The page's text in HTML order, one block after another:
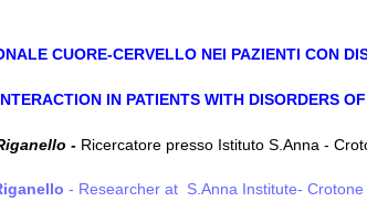
CUORE-CERVELLO NEI PAZIENTI CON
IN PATIENTS WITH DISORDERS
- Ricercatore presso Istituto S.Anna -
- Researcher at S.Anna Institute- Crotone